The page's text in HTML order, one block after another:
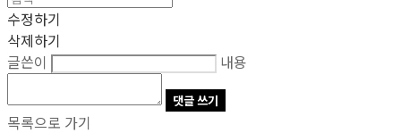
수정하기
삭제하기
글쓴이
내용
댓글 쓰기
목록으로 가기